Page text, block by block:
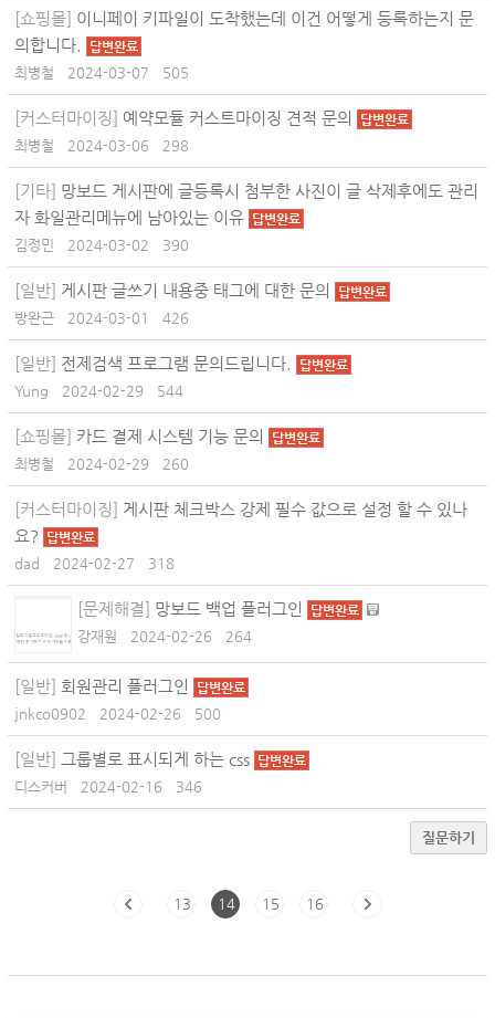
[쇼핑몰] 이니페이 키파일이 도착했는데 이건 어떻게 등록하는지 문
의합니다.
답변완료
최병철 2024-03-07 505
[커스터마이징] 예약모듈 커스트마이징 견적 문의 답변완료
최병철 2024-03-06 298
[기타] 망보드 게시판에 글등록시 첨부한 사진이 글 삭제후에도 관리
자 화일관리메뉴에 남아있는 이유 답변완료
김정민 2024-03-02 390
[일반] 게시판 글쓰기 내용중 태그에 대한 문의 답변완료
방완근 2024-03-01 426
[일반] 전제검색 프로그램 문의드립니다. 답변완료
Yung 2024-02-29 544
[쇼핑몰] 카드 결제 시스템 기능 문의 답변완료
최병철 2024-02-29 260
[커스터마이징] 게시판 체크박스 강제 필수 값으로 설정 할 수 있나
요?
답변완료
dad 2024-02-27 318
[문제해결] 망보드 백업 플러그인 답변완료
강재원 2024-02-26 264
[일반] 회원관리 플러그인 답변완료
jnkco0902 2024-02-26 500
[일반] 그룹별로 표시되게 하는 css 답변완료
디스커버 2024-02-16 346
질문하기
13 14 15 16